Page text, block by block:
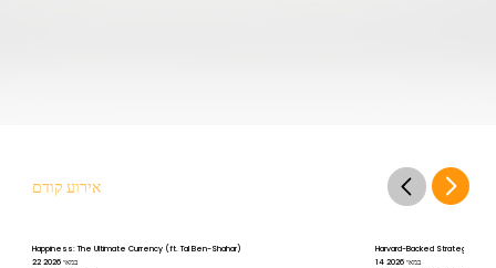
אירוע קודם
Happiness: The Ultimate Currency (ft. Tal Ben-Shahar)
22 במאי 2026
Harvard-Backed Strategies for
14 במאי 2026